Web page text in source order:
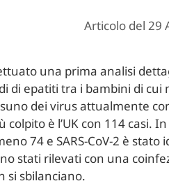
Articolo del 29
una prima analisi
di epatiti tra i bambini di cui
dei virus attualmente
colpito è l’UK con 114 casi.
74 e SARS-CoV-2 è
stati rilevati con una
si sbilanciano.